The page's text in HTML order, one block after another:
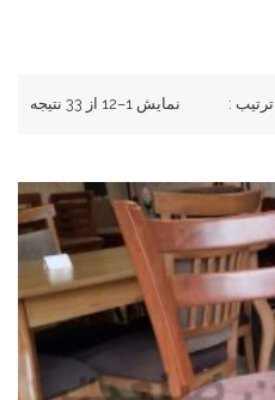
نمایش 1–12 از 33 نتیجه ترتیب :